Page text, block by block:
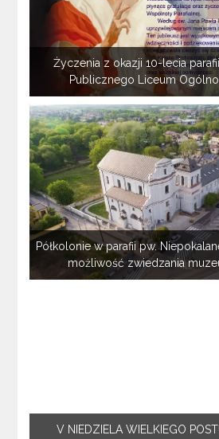
Życzenia z okazji 10-lecia
Publicznego Liceum
Półkolonie w parafii pw.
możliwość zwiedzania
V NIEDZIELA WIELKIEGO